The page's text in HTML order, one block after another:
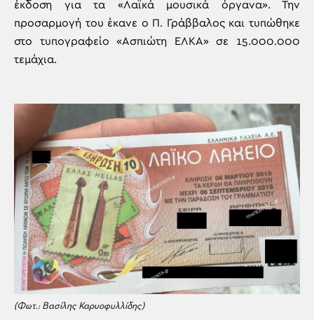
έκδοση για τα «Λαϊκά μουσικά όργανα». Την
προσαρμογή του έκανε ο Π. Γράββαλος και τυπώθηκε
στο τυπογραφείο «Ασπιώτη ΕΛΚΑ» σε 15.000.000
τεμάχια.
(Φωτ.: Βασίλης Καρυοφυλλίδης)